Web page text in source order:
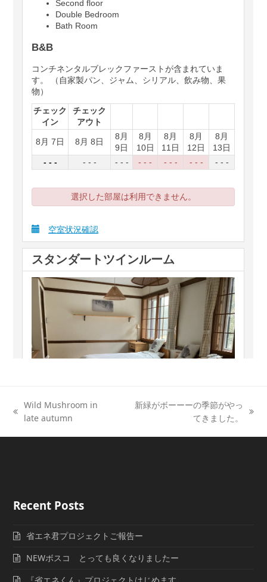
previous
Wild Mushroom in
late autumn
新緑がボーーーの季節がやっ
てきました。
Recent Posts
省エネ君プロジェクトご報告ー
NEWボスコ とっても良くなりましたー